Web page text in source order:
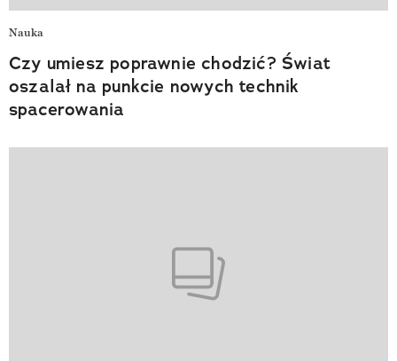
Nauka
Czy umiesz poprawnie chodzić? Świat
oszalał na punkcie nowych technik
spacerowania